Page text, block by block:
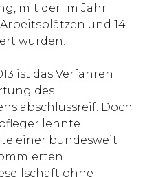
mit der im Jahr
und 14
wurden.
ist das Verfahren
des
abschlussreif. Doch
lehnte
einer bundesweit
ohne